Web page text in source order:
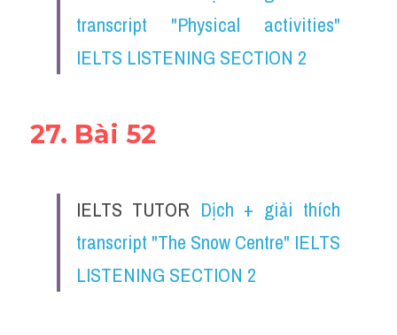
transcript "Physical activities"
IELTS LISTENING SECTION 2
27. Bài 52
IELTS TUTOR Dịch + giải thích
transcript "The Snow Centre" IELTS
LISTENING SECTION 2